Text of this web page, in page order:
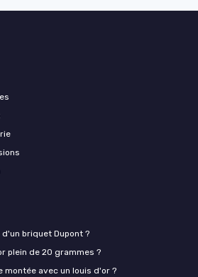
briquet Dupont ?
plein de 20 grammes ?
montée avec un louis d'or ?